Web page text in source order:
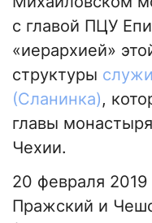
с главой ПЦУ
«иерархией»
структуры
(Сланинка),
главы
Чехии.
20 февраля 2019
Пражский и